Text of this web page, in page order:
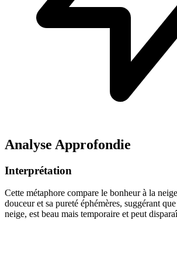
Analyse Approfondie
Interprétation
Cette métaphore compare le bonheur à la
douceur et sa pureté éphémères, suggérant
neige, est beau mais temporaire et peut